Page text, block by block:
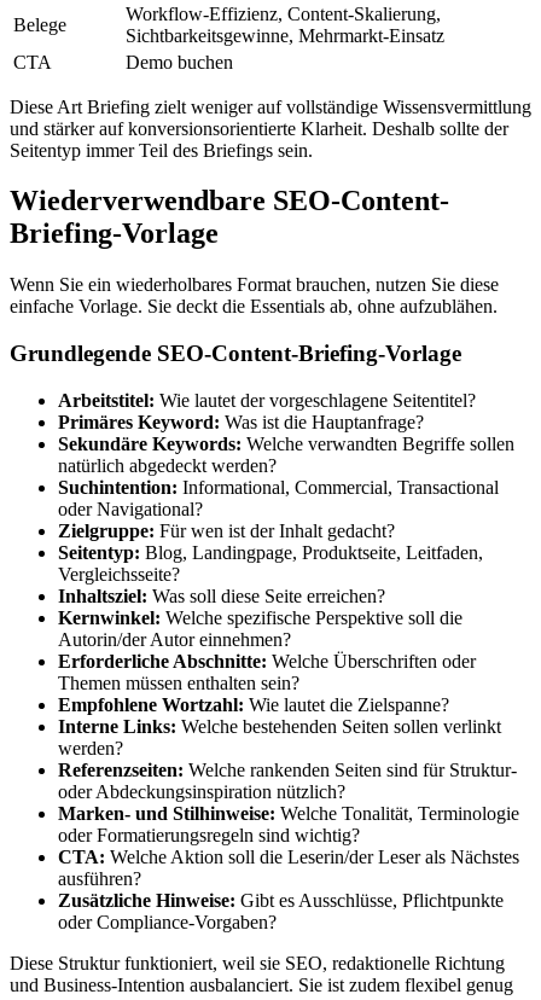
Belege
Workflow-Effizienz, Content-Skalierung,
Sichtbarkeitsgewinne, Mehrmarkt-Einsatz
CTA
Demo buchen
Diese Art Briefing zielt weniger auf vollständige Wissensvermittlung
und stärker auf konversionsorientierte Klarheit. Deshalb sollte der
Seitentyp immer Teil des Briefings sein.
Wiederverwendbare SEO-Content-
Briefing-Vorlage
Wenn Sie ein wiederholbares Format brauchen, nutzen Sie diese
einfache Vorlage. Sie deckt die Essentials ab, ohne aufzublähen.
Grundlegende SEO-Content-Briefing-Vorlage
Arbeitstitel: Wie lautet der vorgeschlagene Seitentitel?
Primäres Keyword: Was ist die Hauptanfrage?
Sekundäre Keywords: Welche verwandten Begriffe sollen
natürlich abgedeckt werden?
Suchintention: Informational, Commercial, Transactional
oder Navigational?
Zielgruppe: Für wen ist der Inhalt gedacht?
Seitentyp: Blog, Landingpage, Produktseite, Leitfaden,
Vergleichsseite?
Inhaltsziel: Was soll diese Seite erreichen?
Kernwinkel: Welche spezifische Perspektive soll die
Autorin/der Autor einnehmen?
Erforderliche Abschnitte: Welche Überschriften oder
Themen müssen enthalten sein?
Empfohlene Wortzahl: Wie lautet die Zielspanne?
Interne Links: Welche bestehenden Seiten sollen verlinkt
werden?
Referenzseiten: Welche rankenden Seiten sind für Struktur-
oder Abdeckungsinspiration nützlich?
Marken- und Stilhinweise: Welche Tonalität, Terminologie
oder Formatierungsregeln sind wichtig?
CTA: Welche Aktion soll die Leserin/der Leser als Nächstes
ausführen?
Zusätzliche Hinweise: Gibt es Ausschlüsse, Pflichtpunkte
oder Compliance-Vorgaben?
Diese Struktur funktioniert, weil sie SEO, redaktionelle Richtung
und Business-Intention ausbalanciert. Sie ist zudem flexibel genug